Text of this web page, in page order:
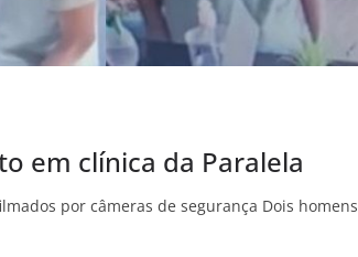
em clínica da Paralela
por câmeras de segurança Dois homens